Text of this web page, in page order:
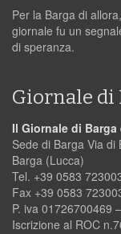
Per la Barga di
giornale fu un
di speranza.
Giornale di
Il Giornale di
Sede di Barga Via di
Barga (Lucca)
Tel. +39 0583
Fax +39 0583
P. iva 01726700469
Iscrizione al ROC